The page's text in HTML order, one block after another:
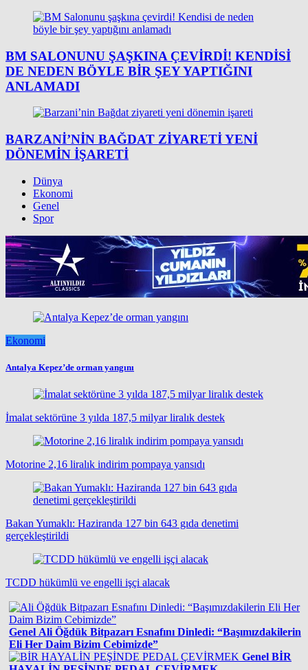
BM SALONUNU ŞAŞKINA ÇEVIRDI! KENDISI
DE NEDEN BÖYLE BIR ŞEY YAPTIĞINI
ANLAMADI
BARZANI’NIN BAĞDAT ZIYARETI YENI
DÖNEMIN IŞARETI
Dünya
Ekonomi
Genel
Spor
Ekonomi
Antalya Kepez’de orman yangını
İmalat sektörüne 3 yılda 187,5 milyar liralık destek
Motorine 2,16 liralık indirim pompaya yansıdı
Bakan Yumaklı: Haziranda 127 bin 643 gıda denetimi
gerçekleştirildi
TCDD hükümlü ve engelli işçi alacak
Genel Ali Öğdük Bitpazarı Esnafını Dinledi: “Başımızdakilerin
Eli Her Daim Bizim Cebimizde”
Genel BİR